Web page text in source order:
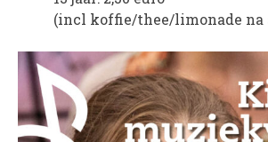
(incl koffie/thee/limonade na